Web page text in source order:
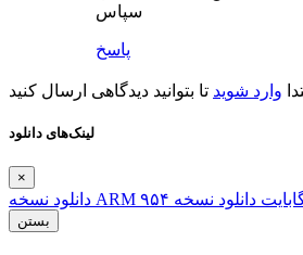
سپاس
پاسخ
وارد شوید
لینک‌های دانلود
×
دانلود نسخه ARM مگابایت
بستن